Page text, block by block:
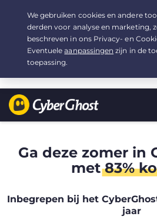
Uw keuze:de beste aanbiedingvoor
2.19/maand
Ga deze zomer in
met83%
Inbegrepen bij het
jaar